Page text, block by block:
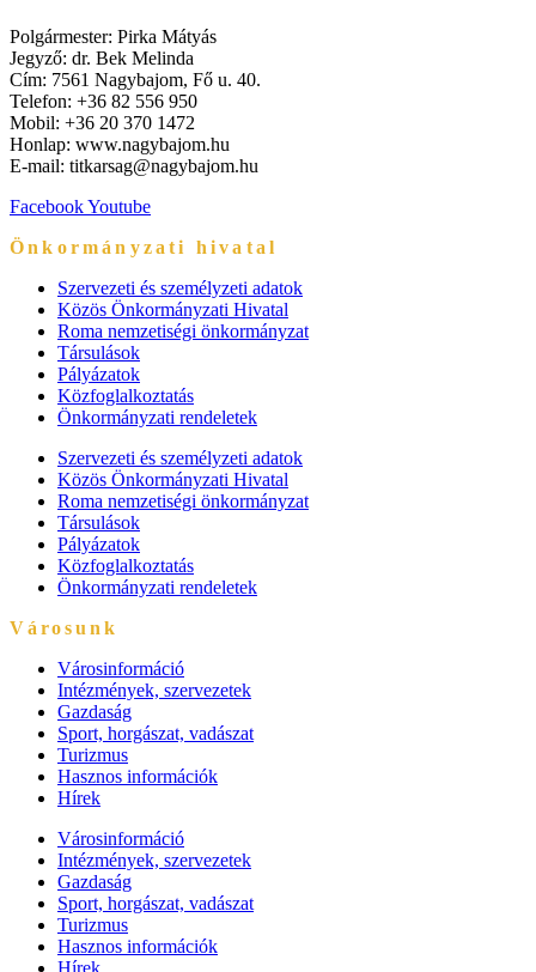
Polgármester: Pirka Mátyás
Jegyző: dr. Bek Melinda
Cím: 7561 Nagybajom, Fő u. 40.
Telefon: +36 82 556 950
Mobil: +36 20 370 1472
Honlap: www.nagybajom.hu
E-mail: titkarsag@nagybajom.hu
FacebookYoutube
Önkormányzati hivatal
Szervezeti és személyzeti adatok
Közös Önkormányzati Hivatal
Roma nemzetiségi önkormányzat
Társulások
Pályázatok
Közfoglalkoztatás
Önkormányzati rendeletek
Szervezeti és személyzeti adatok
Közös Önkormányzati Hivatal
Roma nemzetiségi önkormányzat
Társulások
Pályázatok
Közfoglalkoztatás
Önkormányzati rendeletek
Városunk
Városinformáció
Intézmények, szervezetek
Gazdaság
Sport, horgászat, vadászat
Turizmus
Hasznos információk
Hírek
Városinformáció
Intézmények, szervezetek
Gazdaság
Sport, horgászat, vadászat
Turizmus
Hasznos információk